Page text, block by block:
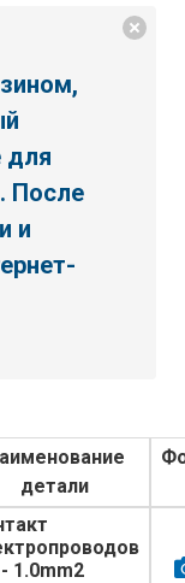
для
После
и
детали
1.0mm2